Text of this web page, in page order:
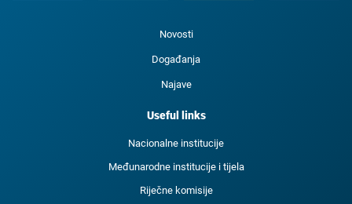
Novosti
Događanja
Najave
Useful links
Nacionalne institucije
Međunarodne institucije i tijela
Riječne komisije